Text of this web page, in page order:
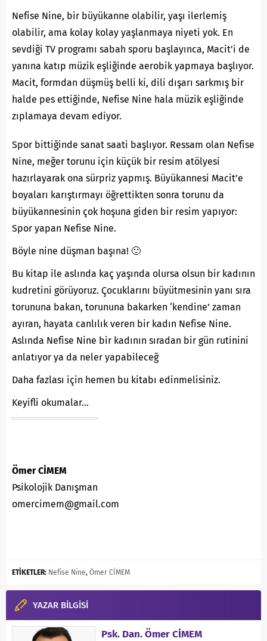
Nefise Nine, bir büyükanne olabilir, yaşı ilerlemiş
olabilir, ama kolay kolay yaşlanmaya niyeti yok. En
sevdiği TV programı sabah sporu başlayınca, Macit’i de
yanına katıp müzik eşliğinde aerobik yapmaya başlıyor.
Macit, formdan düşmüş belli ki, dili dışarı sarkmış bir
halde pes ettiğinde, Nefise Nine hala müzik eşliğinde
zıplamaya devam ediyor.
Spor bittiğinde sanat saati başlıyor. Ressam olan Nefise
Nine, meğer torunu için küçük bir resim atölyesi
hazırlayarak ona sürpriz yapmış. Büyükannesi Macit’e
boyaları karıştırmayı öğrettikten sonra torunu da
büyükannesinin çok hoşuna giden bir resim yapıyor:
Spor yapan Nefise Nine.
Böyle nine düşman başına! 🙂
Bu kitap ile aslında kaç yaşında olursa olsun bir kadının
kudretini görüyoruz. Çocuklarını büyütmesinin yanı sıra
torununa bakan, torununa bakarken ‘kendine’ zaman
ayıran, hayata canlılık veren bir kadın Nefise Nine.
Aslında Nefise Nine bir kadının sıradan bir gün rutinini
anlatıyor ya da neler yapabileceğ
Daha fazlası için hemen bu kitabı edinmelisiniz.
Keyifli okumalar…
Ömer CİMEM
Psikolojik Danışman
omercimem@gmail.com
ETİKETLER: Nefise Nine, Ömer CİMEM
YAZAR BİLGİSİ
Psk. Dan. Ömer CİMEM